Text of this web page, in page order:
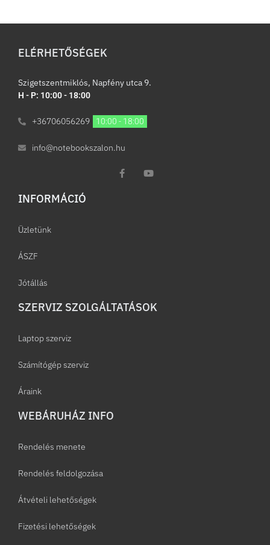
ELÉRHETŐSÉGEK
Szigetszentmiklós, Napfény utca 9.
H - P: 10:00 - 18:00
+36706056269 10:00 - 18:00
info@notebookszalon.hu
INFORMÁCIÓ​
Üzletünk
ÁSZF
Jótállás
SZERVIZ SZOLGÁLTATÁSOK
Laptop szerviz
Számítógép szerviz
Áraink
WEBÁRUHÁZ INFO
Rendelés menete
Rendelés feldolgozása
Átvételi lehetőségek
Fizetési lehetőségek